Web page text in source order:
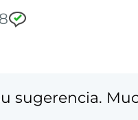
sugerencia.